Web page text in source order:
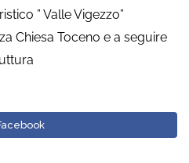
” Valle Vigezzo”
Chiesa Toceno e a seguire